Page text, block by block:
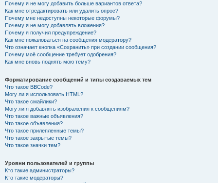
Почему я не могу добавить больше вариантов ответа?
Как мне отредактировать или удалить опрос?
Почему мне недоступны некоторые форумы?
Почему я не могу добавлять вложения?
Почему я получил предупреждение?
Как мне пожаловаться на сообщения модератору?
Что означает кнопка «Сохранить» при создании сообщения?
Почему моё сообщение требует одобрения?
Как мне вновь поднять мою тему?
Форматирование сообщений и типы создаваемых тем
Что такое BBCode?
Могу ли я использовать HTML?
Что такое смайлики?
Могу ли я добавлять изображения к сообщениям?
Что такое важные объявления?
Что такое объявления?
Что такое прилепленные темы?
Что такое закрытые темы?
Что такое значки тем?
Уровни пользователей и группы
Кто такие администраторы?
Кто такие модераторы?